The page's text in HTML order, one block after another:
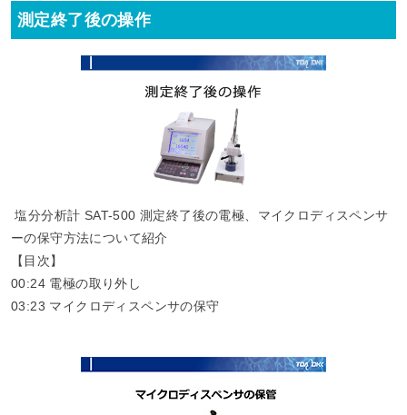
測定終了後の操作
塩分分析計 SAT-500 測定終了後の電極、マイクロディスペンサ
ーの保守方法について紹介
【目次】
00:24​ 電極の取り外し
03:23​ マイクロディスペンサの保守